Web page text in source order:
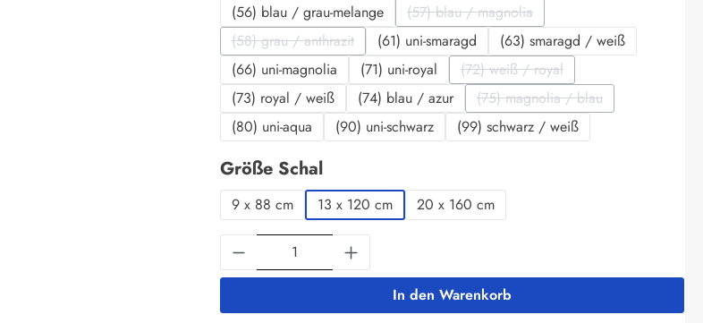
(56) blau / grau-melange
(57) blau / magnolia
(Diese Option ist zurzeit nicht verfügbar.)
(58) grau / anthrazit
(Diese Option ist zurzeit nicht verfügbar.)
(61) uni-smaragd
(63) smaragd / weiß
(66) uni-magnolia
(71) uni-royal (72) weiß / royal
(Diese Option ist zurzeit nicht
(73) royal / weiß (74) blau / azur (75) magnolia / blau
(Diese Option ist zurzeit nicht
(80) uni-aqua (90) uni-schwarz (99) schwarz / weiß
Größe Schalauswählen
9 x 88 cm 13 x 120 cm 20 x 160 cm
Produkt Anzahl: Gib den gewünschten Wert ein
In den Warenkorb